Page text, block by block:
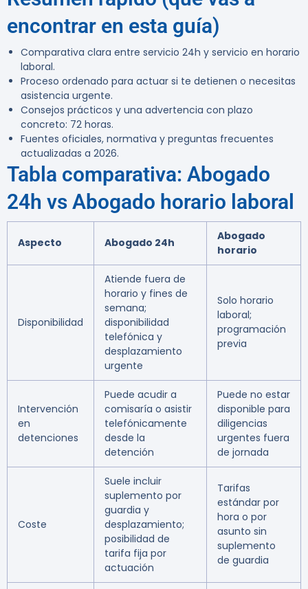
encontrar en esta guía)
Comparativa clara entre servicio 24h y servicio en horario
laboral.
Proceso ordenado para actuar si te detienen o necesitas
asistencia urgente.
Consejos prácticos y una advertencia con plazo
concreto: 72 horas.
Fuentes oficiales, normativa y preguntas frecuentes
actualizadas a 2026.
Tabla comparativa: Abogado
24h vs Abogado horario laboral
Aspecto Abogado 24h
Abogado
horario
Disponibilidad
Atiende fuera de
horario y fines de
semana;
disponibilidad
telefónica y
desplazamiento
urgente
Solo horario
laboral;
programación
previa
Intervención
en
detenciones
Puede acudir a
comisaría o asistir
telefónicamente
desde la
detención
Puede no estar
disponible para
diligencias
urgentes fuera
de jornada
Coste
Suele incluir
suplemento por
guardia y
desplazamiento;
posibilidad de
tarifa fija por
actuación
Tarifas
estándar por
hora o por
asunto sin
suplemento
de guardia